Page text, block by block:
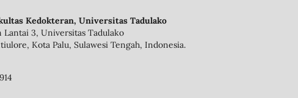
Kedokteran, Universitas Tadulako
3, Universitas Tadulako
Kota Palu, Sulawesi Tengah, Indonesia.